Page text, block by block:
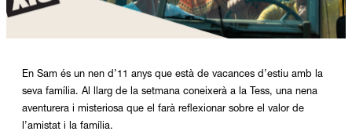
En Sam és un nen d’11 anys que està de vacances d’estiu amb la
seva família. Al llarg de la setmana coneixerà a la Tess, una nena
aventurera i misteriosa que el farà reflexionar sobre el valor de
l’amistat i la família.